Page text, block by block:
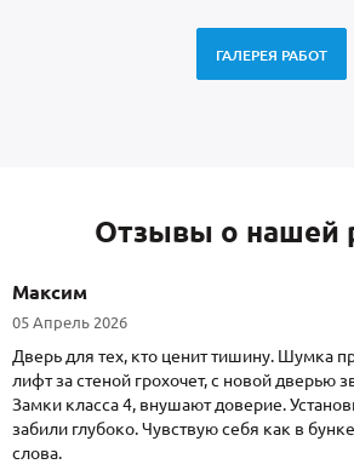
ГАЛЕРЕЯ РАБОТ
Отзывы о нашей
Максим
05 Апрель 2026
Дверь для тех, кто ценит тишину. Шумка
лифт за стеной грохочет, с новой дверью
Замки класса 4, внушают доверие.
забили глубоко. Чувствую себя как в
слова.